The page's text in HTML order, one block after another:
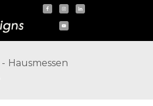
Hausmessen